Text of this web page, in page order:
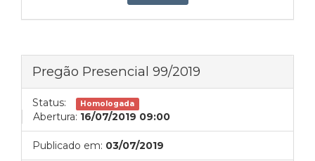
Pregão Presencial 99/2019
Status: Homologada
Abertura: 16/07/2019 09:00
Publicado em: 03/07/2019